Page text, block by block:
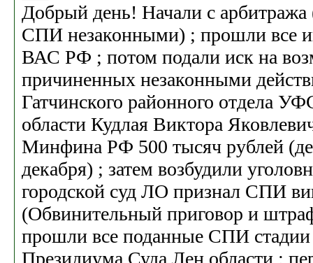
Добрый день! Начали с арбитража
СПИ незаконными) ; прошли все
ВАС РФ ; потом подали иск на
причиненных незаконными
Гатчинского районного отдела
области Кудлая Виктора
Минфина РФ 500 тысяч рублей
декабря) ; затем возбудили
городской суд ЛО признал СПИ
(Обвинительный приговор и
прошли все поданные СПИ стадии
Президиума Суда Лен области ;